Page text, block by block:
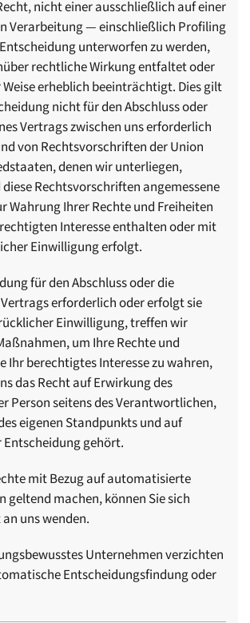
nicht einer ausschließlich auf einer
Verarbeitung — einschließlich Profiling
unterworfen zu werden,
rechtliche Wirkung entfaltet oder
Weise erheblich beeinträchtigt. Dies gilt
nicht für den Abschluss oder
Vertrags zwischen uns erforderlich
von Rechtsvorschriften der Union
denen wir unterliegen,
Rechtsvorschriften angemessene
Wahrung Ihrer Rechte und Freiheiten
Interesse enthalten oder mit
Einwilligung erfolgt.
für den Abschluss oder die
erforderlich oder erfolgt sie
Einwilligung, treffen wir
um Ihre Rechte und
Ihr berechtigtes Interesse zu wahren,
das Recht auf Erwirkung des
Person seitens des Verantwortlichen,
eigenen Standpunkts und auf
gehört.
mit Bezug auf automatisierte
geltend machen, können Sie sich
uns wenden.
Unternehmen verzichten
Entscheidungsfindung oder